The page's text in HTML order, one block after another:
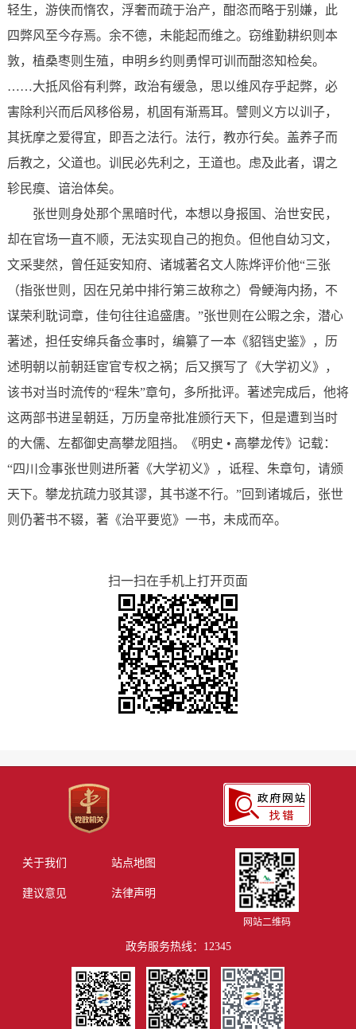
轻生，游侠而惰农，浮奢而疏于治产，酣恣而略于别嫌，此
四弊风至今存焉。余不德，未能起而维之。窃维勤耕织则本
敦，植桑枣则生殖，申明乡约则勇悍可训而酣恣知检矣。
……大抵风俗有利弊，政治有缓急，思以维风存乎起弊，必
害除利兴而后风移俗易，机固有渐焉耳。譬则义方以训子，
其抚摩之爱得宜，即吾之法行。法行，教亦行矣。盖养子而
后教之，父道也。训民必先利之，王道也。虑及此者，谓之
轸民瘼、谙治体矣。
张世则身处那个黑暗时代，本想以身报国、治世安民，
却在官场一直不顺，无法实现自己的抱负。但他自幼习文，
文采斐然，曾任延安知府、诸城著名文人陈烨评价他“三张
（指张世则，因在兄弟中排行第三故称之）骨鲠海内扬，不
谋荣利耽词章，佳句往往追盛唐。”张世则在公暇之余，潜心
著述，担任安绵兵备佥事时，编纂了一本《貂铛史鉴》，历
述明朝以前朝廷宦官专权之祸；后又撰写了《大学初义》，
该书对当时流传的“程朱”章句，多所批评。著述完成后，他将
这两部书进呈朝廷，万历皇帝批准颁行天下，但是遭到当时
的大儒、左都御史高攀龙阻挡。《明史 • 高攀龙传》记载：
“四川佥事张世则进所著《大学初义》，诋程、朱章句，请颁
天下。攀龙抗疏力驳其谬，其书遂不行。”回到诸城后，张世
则仍著书不辍，著《治平要览》一书，未成而卒。
扫一扫在手机上打开页面
关于我们 站点地图
建议意见 法律声明
网站二维码
政务服务热线：12345